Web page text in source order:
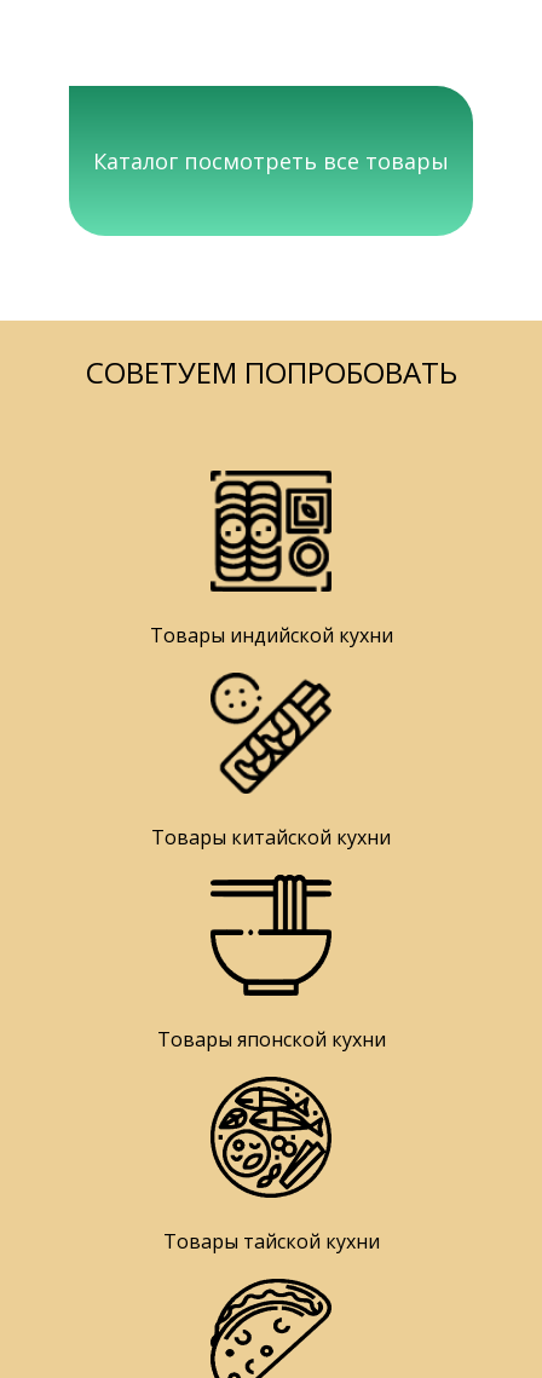
Каталог посмотреть все товары
СОВЕТУЕМ ПОПРОБОВАТЬ
Товары индийской кухни
Товары китайской кухни
Товары японской кухни
Товары тайской кухни